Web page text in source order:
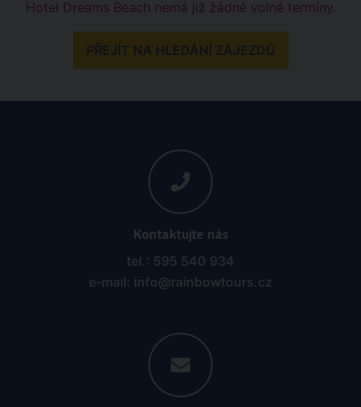
Hotel Dreams Beach nemá již žádné volné termíny.
PŘEJÍT NA HLEDÁNÍ ZÁJEZDŮ
Kontaktujte nás
tel.: 595 540 934
e-mail: info@rainbowtours.cz